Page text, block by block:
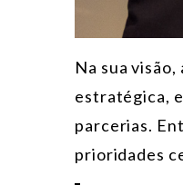
Na sua
estratégica,
parcerias.
prioridades